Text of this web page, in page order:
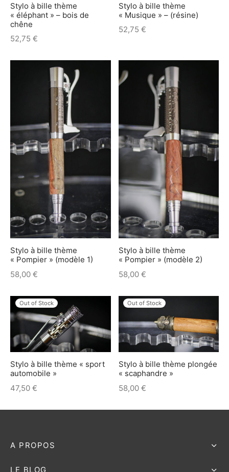
Stylo à bille thème
« éléphant » – bois de
chêne
52,75 €
Stylo à bille thème
« Musique » – (résine)
52,75 €
Stylo à bille thème
« Pompier » (modèle 1)
58,00 €
Stylo à bille thème
« Pompier » (modèle 2)
58,00 €
Out of Stock
Stylo à bille thème « sport
automobile »
47,50 €
Out of Stock
Stylo à bille thème plongée
« scaphandre »
58,00 €
LE BLOG
A PROPOS